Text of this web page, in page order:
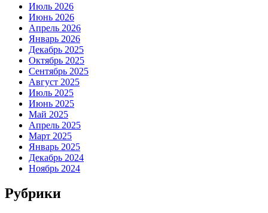
Июль 2026
Июнь 2026
Апрель 2026
Январь 2026
Декабрь 2025
Октябрь 2025
Сентябрь 2025
Август 2025
Июль 2025
Июнь 2025
Май 2025
Апрель 2025
Март 2025
Январь 2025
Декабрь 2024
Ноябрь 2024
Рубрики